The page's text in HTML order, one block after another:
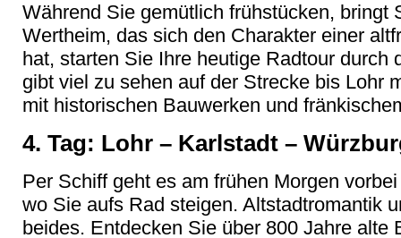
Während Sie gemütlich frühstücken, bringt
Wertheim, das sich den Charakter einer
hat, starten Sie Ihre heutige Radtour durch
gibt viel zu sehen auf der Strecke bis Lohr
mit historischen Bauwerken und
4. Tag: Lohr – Karlstadt – W
Per Schiff geht es am frühen Morgen
wo Sie aufs Rad steigen. Altstadtromantik
beides. Entdecken Sie über 800 Jahre alte